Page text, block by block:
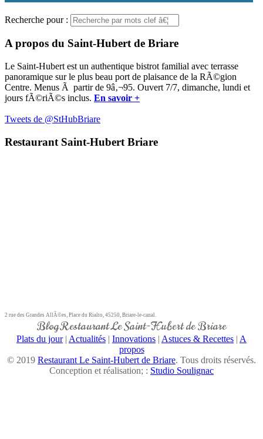
Ã‰vÃ¨nements
Recherche pour :
A propos du Saint-Hubert de Briare
Le Saint-Hubert est un authentique bistrot familial avec terrasse
panoramique sur le plus beau port de plaisance de la RÃ©gion
Centre. Menus Ã partir de 9â‚¬95. Ouvert 7/7, dimanche, lundi et
jours fÃ©riÃ©s inclus. En savoir +
Tweets de @StHubBriare
Restaurant Saint-Hubert Briare
2 rue des Grandes AllÃ©es, Place du Rialto, 45250, Briare-le-canal.
Blog Restaurant Le Saint-Hubert de Briare
Plats du jour| Actualités | Innovations | Astuces & Recettes | A
propos
© 2019 Restaurant Le Saint-Hubert de Briare. Tous droits réservés.
Conception et réalisation; : Studio Soulignac